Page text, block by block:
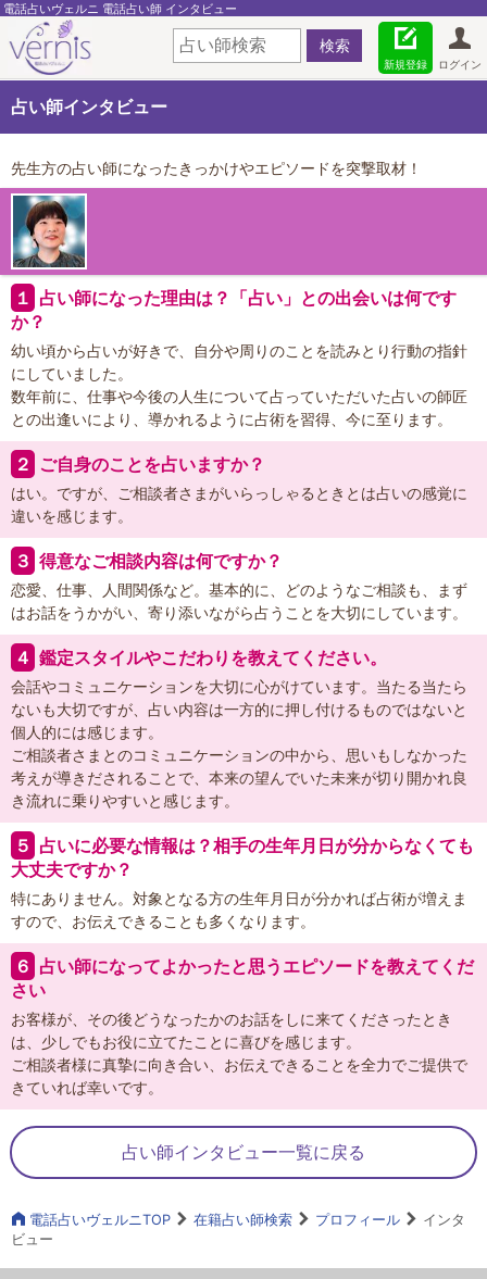
電話占いヴェルニ 電話占い師 インタビュー
ログイン
新規登録
占い師インタビュー
先生方の占い師になったきっかけやエピソードを突撃取材！
１ 占い師になった理由は？「占い」との出会いは何です
か？
幼い頃から占いが好きで、自分や周りのことを読みとり行動の指針
にしていました。
数年前に、仕事や今後の人生について占っていただいた占いの師匠
との出逢いにより、導かれるように占術を習得、今に至ります。
２ ご自身のことを占いますか？
はい。ですが、ご相談者さまがいらっしゃるときとは占いの感覚に
違いを感じます。
３ 得意なご相談内容は何ですか？
恋愛、仕事、人間関係など。基本的に、どのようなご相談も、まず
はお話をうかがい、寄り添いながら占うことを大切にしています。
４ 鑑定スタイルやこだわりを教えてください。
会話やコミュニケーションを大切に心がけています。当たる当たら
ないも大切ですが、占い内容は一方的に押し付けるものではないと
個人的には感じます。
ご相談者さまとのコミュニケーションの中から、思いもしなかった
考えが導きだされることで、本来の望んでいた未来が切り開かれ良
き流れに乗りやすいと感じます。
５ 占いに必要な情報は？相手の生年月日が分からなくても
大丈夫ですか？
特にありません。対象となる方の生年月日が分かれば占術が増えま
すので、お伝えできることも多くなります。
６ 占い師になってよかったと思うエピソードを教えてくだ
さい
お客様が、その後どうなったかのお話をしに来てくださったとき
は、少しでもお役に立てたことに喜びを感じます。
ご相談者様に真摯に向き合い、お伝えできることを全力でご提供で
きていれば幸いです。
占い師インタビュー一覧に戻る
電話占いヴェルニTOP 在籍占い師検索 プロフィール
インタ
ビュー